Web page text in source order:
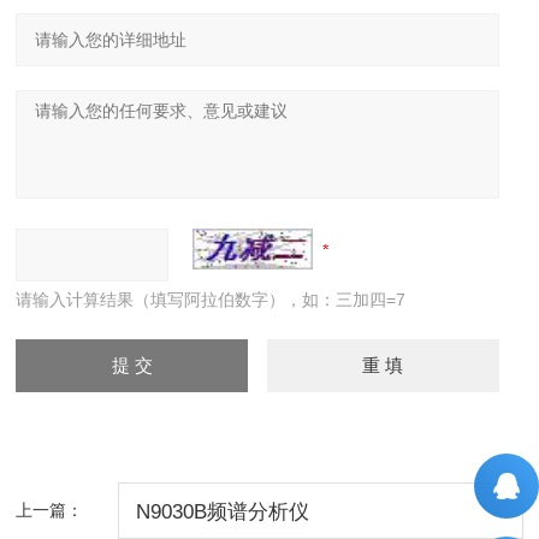
请输入计算结果（填写阿拉伯数字），如：三加四=7
上一篇： N9030B频谱分析仪